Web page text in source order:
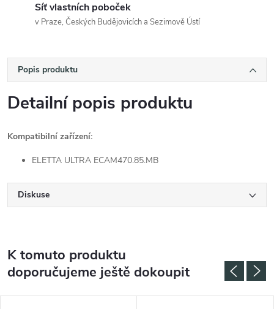
Síť vlastních poboček
v Praze, Českých Budějovicích a Sezimově Ústí
Popis produktu
Detailní popis produktu
Kompatibilní zařízení:
ELETTA ULTRA ECAM470.85.MB
Diskuse
K tomuto produktu
doporučujeme ještě dokoupit